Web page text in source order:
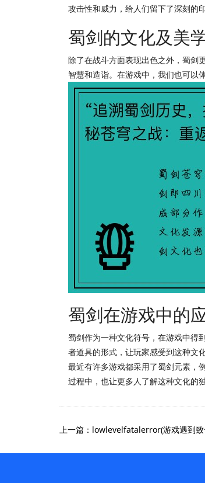
攻击性和威力，给人们留下了深刻的印
蜀剑的文化及美
除了在战斗方面表现出色之外，蜀剑
智慧和造诣。在游戏中，我们也可以
蜀剑在游戏中的
蜀剑作为一种文化符号，在游戏中得
者道具的形式，让玩家感受到这种文
最近有许多游戏都采用了蜀剑元素，
过程中，也让更多人了解这种文化的独
上一篇：lowlevelfatalerror(游戏遇到致